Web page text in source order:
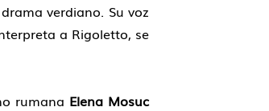
verdiano. Su voz
a Rigoletto, se
rumana Elena Mosuc